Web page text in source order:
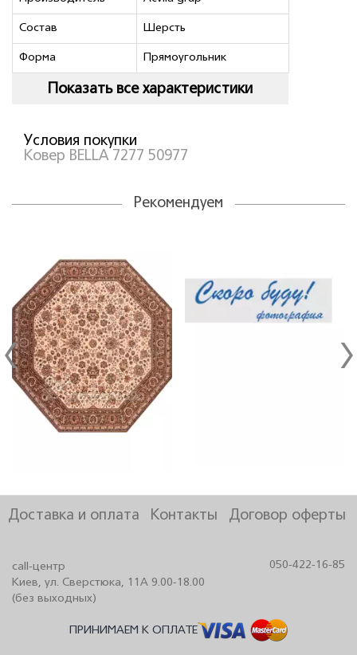
Состав Шерсть
Форма Прямоугольник
Показать все характеристики
Условия покупки
Ковер BELLA 7277 50977
Рекомендуем
call-центр
Киев, ул. Сверстюка, 11А 9.00-18.00
(без выходных)
050-422-16-85
Доставка и оплата Контакты Договор оферты
ПРИНИМАЕМ К ОПЛАТЕ